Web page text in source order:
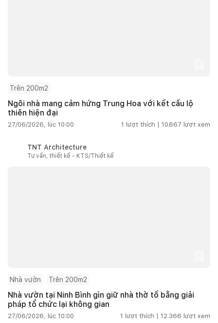
Trên 200m2
Ngôi nhà mang cảm hứng Trung Hoa với kết cấu lộ
thiên hiện đại
27/06/2026, lúc 10:00 1 lượt thích | 10.667 lượt xem
TNT Architecture
Tư vấn, thiết kế - KTS/Thiết kế
Nhà vườn Trên 200m2
Nhà vườn tại Ninh Bình gìn giữ nhà thờ tổ bằng giải
pháp tổ chức lại không gian
27/06/2026, lúc 10:00 1 lượt thích | 12.366 lượt xem